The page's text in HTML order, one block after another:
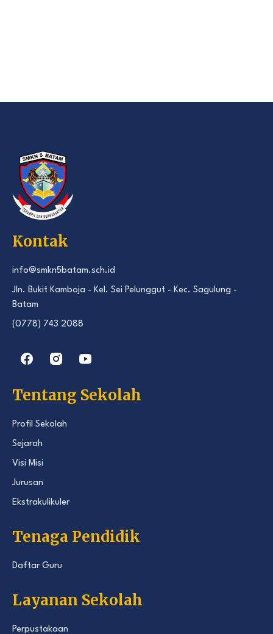
Kontak
info@smkn5batam.sch.id
Jln. Bukit Kamboja - Kel. Sei Pelunggut - Kec. Sagulung -
Batam
(0778) 743 2088
Tentang Sekolah
Profil Sekolah
Sejarah
Visi Misi
Jurusan
Ekstrakulikuler
Tenaga Pendidik
Daftar Guru
Layanan Sekolah
Perpustakaan